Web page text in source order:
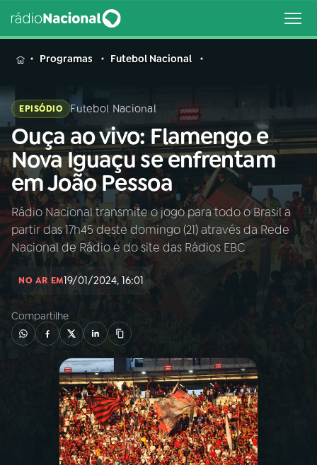
MENU
Buscar
na
Rádio
Nacional
Buscar
AO VIVO
01INÍCIO
PROGRAMAS
PODCASTS
Programas Futebol Nacional
EPISÓDIO Futebol Nacional
Ouça ao vivo: Flamengo e
Nova Iguaçu se enfrentam
em João Pessoa
Rádio Nacional transmite o jogo para todo o Brasil a
partir das 17h45 deste domingo (21) através da Rede
Nacional de Rádio e do site das Rádios EBC
NO AR EM19/01/2024, 16:01
Compartilhe